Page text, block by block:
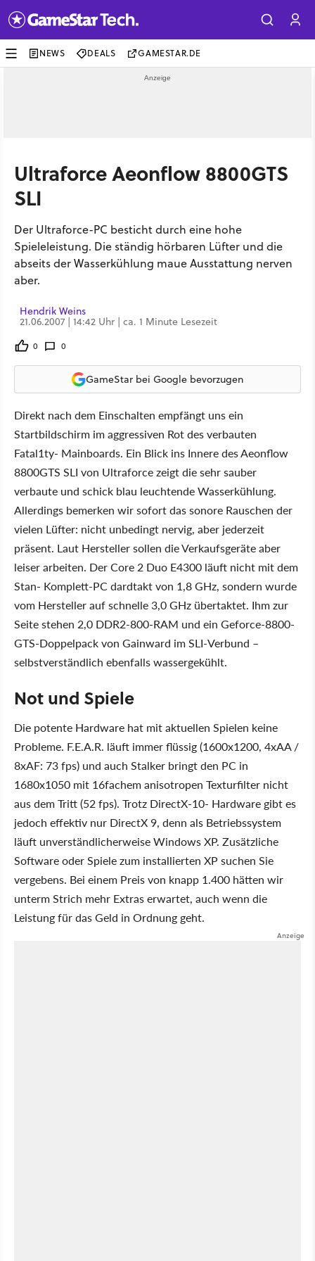
NEWS DEALS GAMESTAR.DE
Ultraforce Aeonflow 8800GTS
SLI
Der Ultraforce-PC besticht durch eine hohe
Spieleleistung. Die ständig hörbaren Lüfter und die
abseits der Wasserkühlung maue Ausstattung nerven
aber.
Hendrik Weins
21.06.2007 | 14:42 Uhr | ca. 1 Minute Lesezeit
0 0
GameStar bei Google bevorzugen
Direkt nach dem Einschalten empfängt uns ein
Startbildschirm im aggressiven Rot des verbauten
Fatal1ty- Mainboards. Ein Blick ins Innere des Aeonflow
8800GTS SLI von Ultraforce zeigt die sehr sauber
verbaute und schick blau leuchtende Wasserkühlung.
Allerdings bemerken wir sofort das sonore Rauschen der
vielen Lüfter: nicht unbedingt nervig, aber jederzeit
präsent. Laut Hersteller sollen die Verkaufsgeräte aber
leiser arbeiten. Der Core 2 Duo E4300 läuft nicht mit dem
Stan- Komplett-PC dardtakt von 1,8 GHz, sondern wurde
vom Hersteller auf schnelle 3,0 GHz übertaktet. Ihm zur
Seite stehen 2,0 DDR2-800-RAM und ein Geforce-8800-
GTS-Doppelpack von Gainward im SLI-Verbund –
selbstverständlich ebenfalls wassergekühlt.
Not und Spiele
Die potente Hardware hat mit aktuellen Spielen keine
Probleme. F.E.A.R. läuft immer flüssig (1600x1200, 4xAA /
8xAF: 73 fps) und auch Stalker bringt den PC in
1680x1050 mit 16fachem anisotropen Texturfilter nicht
aus dem Tritt (52 fps). Trotz DirectX-10- Hardware gibt es
jedoch effektiv nur DirectX 9, denn als Betriebssystem
läuft unverständlicherweise Windows XP. Zusätzliche
Software oder Spiele zum installierten XP suchen Sie
vergebens. Bei einem Preis von knapp 1.400 hätten wir
unterm Strich mehr Extras erwartet, auch wenn die
Leistung für das Geld in Ordnung geht.